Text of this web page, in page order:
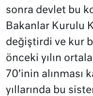
sonra devlet bu
Bakanlar Kurulu
değiştirdi ve kur
önceki yılın
70’inin alınması
yıllarında bu